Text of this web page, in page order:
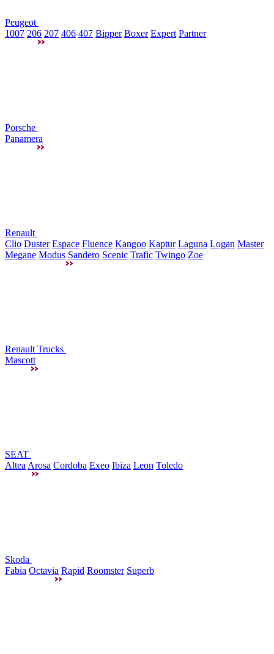
Peugeot
1007 206 207 406 407 Bipper Boxer Expert Partner
Porsche
Panamera
Renault
Clio Duster Espace Fluence Kangoo Kaptur Laguna Logan Master
Megane Modus Sandero Scenic Trafic Twingo Zoe
Renault Trucks
Mascott
SEAT
Altea Arosa Cordoba Exeo Ibiza Leon Toledo
Skoda
Fabia Octavia Rapid Roomster Superb